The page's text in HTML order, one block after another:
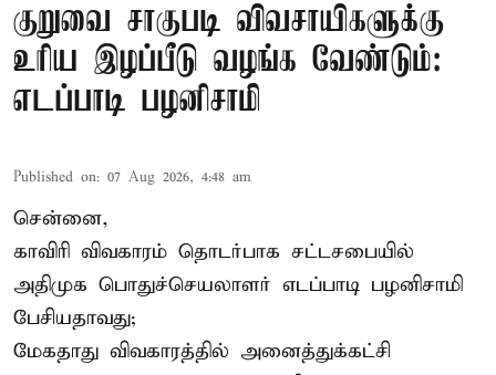
குறுவை சாகுபடி விவசாயிகளுக்கு
உரிய இழப்பீடு வழங்க வேண்டும்:
எடப்பாடி பழனிசாமி
Published on: 07 Aug 2026, 4:48 am
சென்னை,
காவிரி விவகாரம் தொடர்பாக சட்டசபையில்
அதிமுக பொதுச்செயலாளர் எடப்பாடி பழனிசாமி
பேசியதாவது;
மேகதாது விவகாரத்தில் அனைத்துக்கட்சி